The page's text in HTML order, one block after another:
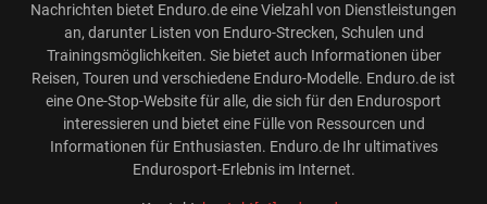
Nachrichten bietet Enduro.de eine Vielzahl von Dienstleistungen
an, darunter Listen von Enduro-Strecken, Schulen und
Trainingsmöglichkeiten. Sie bietet auch Informationen über
Reisen, Touren und verschiedene Enduro-Modelle. Enduro.de ist
eine One-Stop-Website für alle, die sich für den Endurosport
interessieren und bietet eine Fülle von Ressourcen und
Informationen für Enthusiasten. Enduro.de Ihr ultimatives
Endurosport-Erlebnis im Internet.